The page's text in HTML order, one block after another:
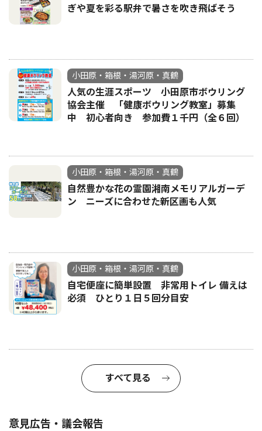
ぎや夏を彩る駅弁で暑さを吹き飛ばそう
小田原・箱根・湯河原・真鶴
人気の生涯スポーツ 小田原市ボウリング
協会主催 「健康ボウリング教室」募集
中 初心者向き 参加費１千円（全６回）
小田原・箱根・湯河原・真鶴
自然豊かな花の霊園湘南メモリアルガーデ
ン ニーズに合わせた新区画も人気
小田原・箱根・湯河原・真鶴
自宅便座に簡単設置 非常用トイレ 備えは
必須 ひとり１日５回分目安
すべて見る
意見広告・議会報告